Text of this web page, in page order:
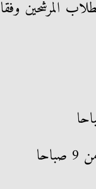
المرشحين وفقا